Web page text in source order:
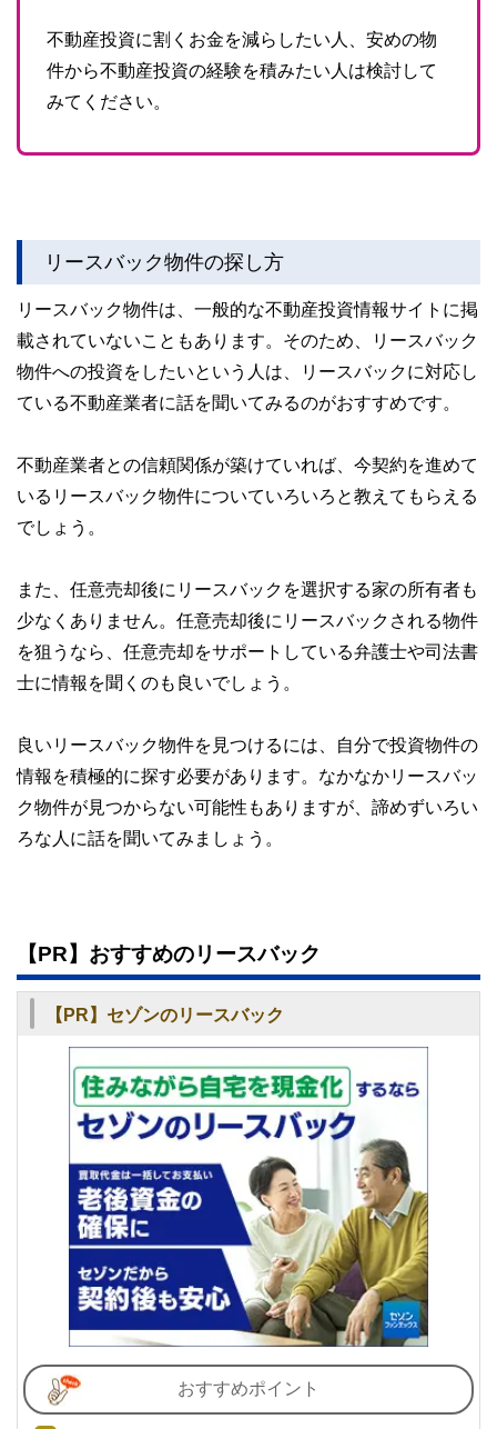
不動産投資に割くお金を減らしたい人、安めの物
件から不動産投資の経験を積みたい人は検討して
みてください。
リースバック物件の探し方
リースバック物件は、一般的な不動産投資情報サイトに掲
載されていないこともあります。そのため、リースバック
物件への投資をしたいという人は、リースバックに対応し
ている不動産業者に話を聞いてみるのがおすすめです。
不動産業者との信頼関係が築けていれば、今契約を進めて
いるリースバック物件についていろいろと教えてもらえる
でしょう。
また、任意売却後にリースバックを選択する家の所有者も
少なくありません。任意売却後にリースバックされる物件
を狙うなら、任意売却をサポートしている弁護士や司法書
士に情報を聞くのも良いでしょう。
良いリースバック物件を見つけるには、自分で投資物件の
情報を積極的に探す必要があります。なかなかリースバッ
ク物件が見つからない可能性もありますが、諦めずいろい
ろな人に話を聞いてみましょう。
【PR】おすすめのリースバック
【PR】セゾンのリースバック
おすすめポイント